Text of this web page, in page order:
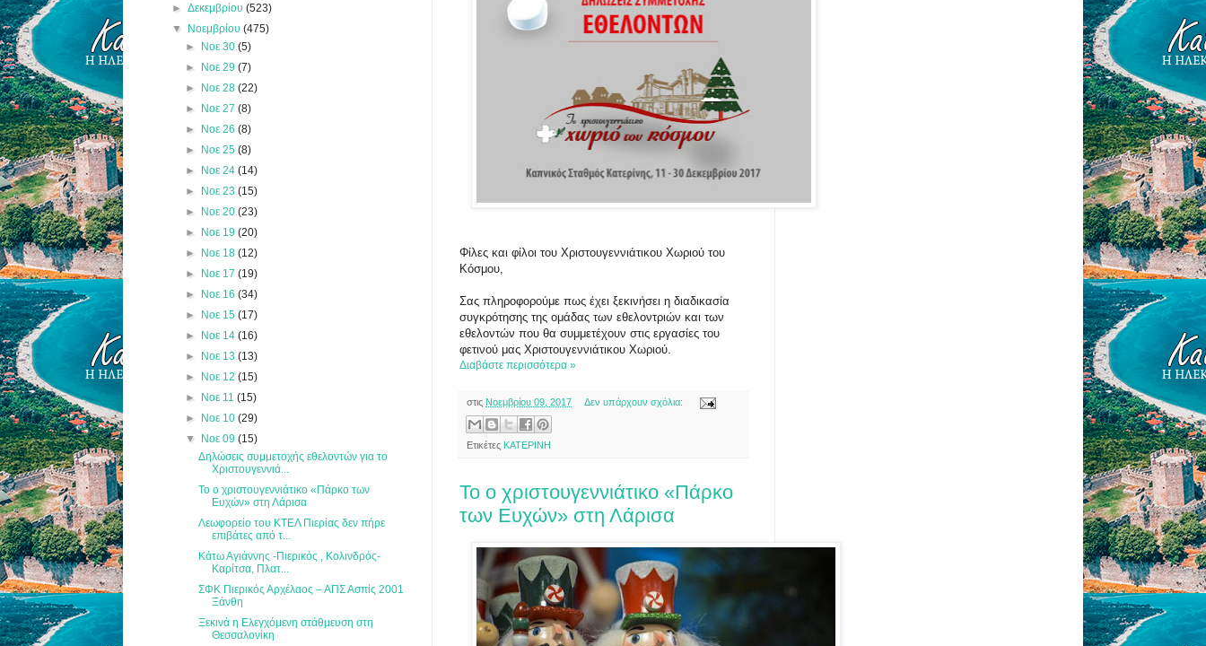
Φίλες και φίλοι του Χριστουγεννιάτικου Χωριού του
Κόσμου,
Σας πληροφορούμε πως έχει ξεκινήσει η διαδικασία
συγκρότησης της ομάδας των εθελοντριών και των
εθελοντών που θα συμμετέχουν στις εργασίες του
φετινού μας Χριστουγεννιάτικου Χωριού.
Διαβάστε περισσότερα »
στις Νοεμβρίου 09, 2017 Δεν υπάρχουν σχόλια:
Ετικέτες ΚΑΤΕΡΙΝΗ
Το ο χριστουγεννιάτικο «Πάρκο
των Ευχών» στη Λάρισα
►Δεκεμβρίου(523)
▼ Νοεμβρίου(475)
► Νοε 30 (5)
► Νοε 29 (7)
► Νοε 28 (22)
► Νοε 27 (8)
► Νοε 26 (8)
► Νοε 25 (8)
► Νοε 24 (14)
► Νοε 23 (15)
► Νοε 20 (23)
► Νοε 19 (20)
► Νοε 18 (12)
► Νοε 17 (19)
► Νοε 16 (34)
► Νοε 15 (17)
► Νοε 14 (16)
► Νοε 13 (13)
► Νοε 12 (15)
► Νοε 11 (15)
► Νοε 10 (29)
▼ Νοε 09 (15)
Δηλώσεις συμμετοχής εθελοντών για το
Χριστουγεννιά...
Το ο χριστουγεννιάτικο «Πάρκο των
Ευχών» στη Λάρισα
Λεωφορείο του ΚΤΕΛ Πιερίας δεν πήρε
επιβάτες από τ...
Κάτω Αγιάννης -Πιερικός , Κολινδρός-
Καρίτσα, Πλατ...
ΣΦΚ Πιερικός Αρχέλαος – ΑΠΣ Ασπίς 2001
Ξάνθη
Ξεκινά η Ελεγχόμενη στάθμευση στη
Θεσσαλονίκη